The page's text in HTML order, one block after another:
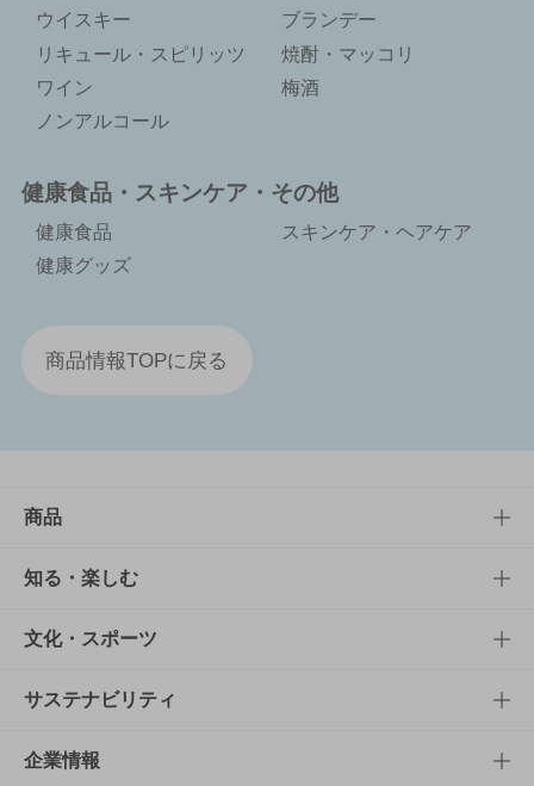
ウイスキー
ブランデー
リキュール・スピリッツ
焼酎・マッコリ
ワイン
梅酒
ノンアルコール
健康食品・スキンケア・その他
健康食品
スキンケア・ヘアケア
健康グッズ
商品情報TOPに戻る
商品
商品TOP
商品一覧
商品発売情報
栄養成分一覧
知る・楽しむ
知る・楽しむTOP
キャンペーン
工場見学
文化・スポーツ
文化・スポーツTOP
サントリーホール
サステナビリティ
サステナビリティTOP
企業情報